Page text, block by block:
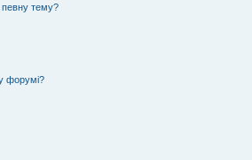
певну тему?
форумі?